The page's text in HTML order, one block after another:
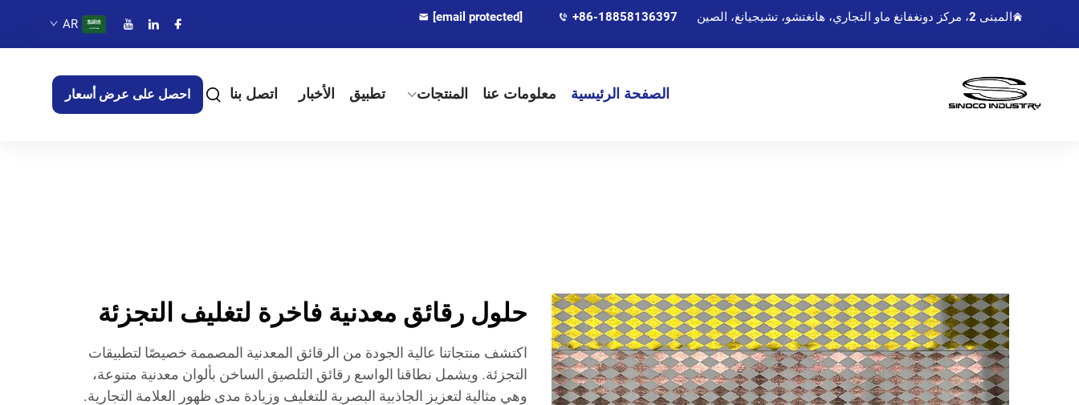
المبنى 2، مركز دونغفانغ ماو التجاري، هانغتشو، تشيجيانغ، الصين +86-18858136397
[email protected]
AR
الصفحة الرئيسية معلومات عنا المنتجات تطبيق الأخبار اتصل بنا احصل على عرض أسعار
حلول رقائق معدنية فاخرة لتغليف التجزئة
اكتشف منتجاتنا عالية الجودة من الرقائق المعدنية المصممة خصيصًا لتطبيقات
التجزئة. ويشمل نطاقنا الواسع رقائق التلصيق الساخن بألوان معدنية متنوعة،
وهي مثالية لتعزيز الجاذبية البصرية للتغليف وزيادة مدى ظهور العلامة التجارية.